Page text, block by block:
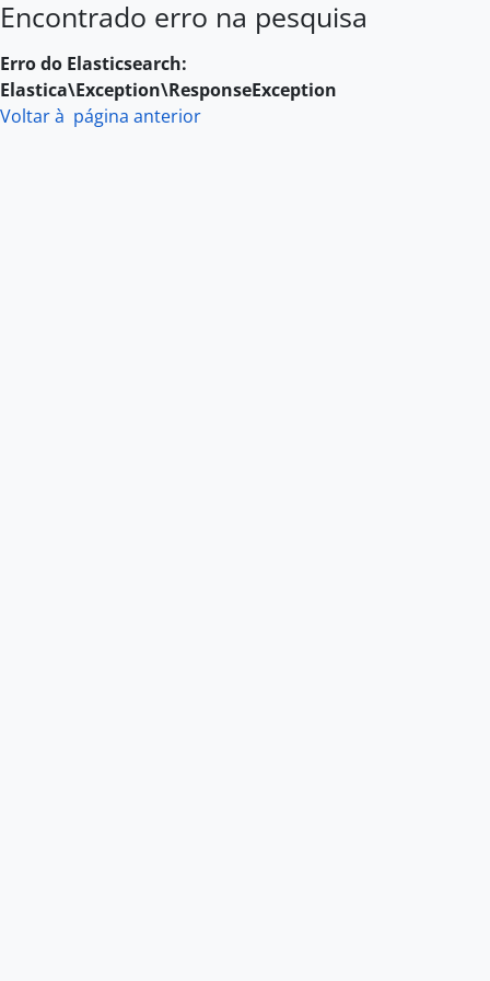
Skip to main content
Encontrado erro na pesquisa
Erro do Elasticsearch:
Elastica\Exception\ResponseException
Voltar à página anterior